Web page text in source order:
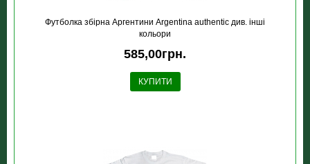
Футболка збірна Аргентини Argentina authentic див. інші
кольори
585,00грн.
КУПИТИ